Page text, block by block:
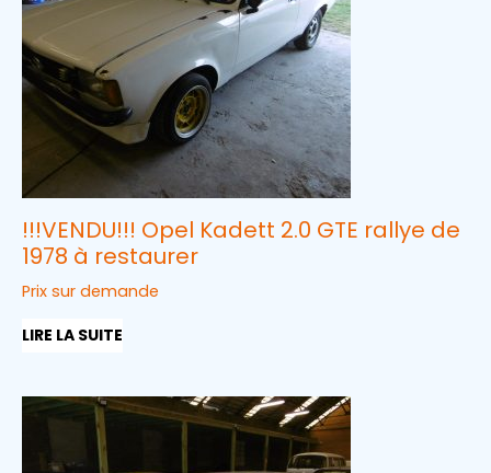
!!!VENDU!!! Opel Kadett 2.0 GTE rallye de
1978 à restaurer
Prix sur demande
LIRE LA SUITE